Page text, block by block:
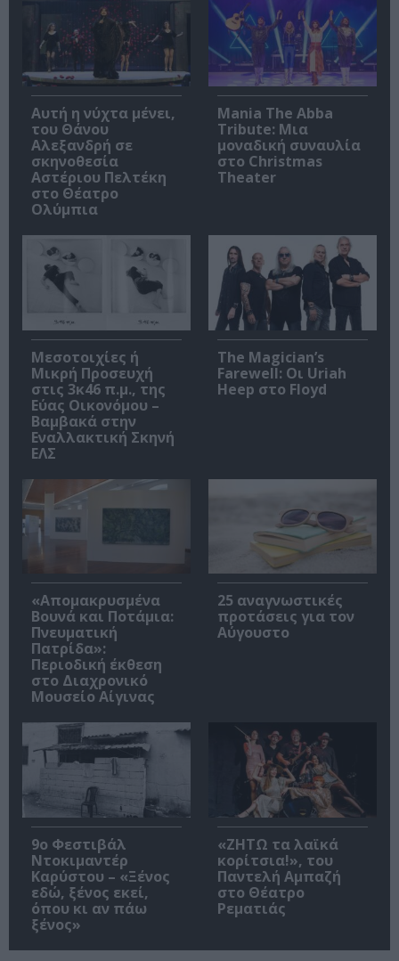
Αυτή η νύχτα μένει,
του Θάνου
Αλεξανδρή σε
σκηνοθεσία
Αστέριου Πελτέκη
στο Θέατρο
Ολύμπια
Mania The Abba
Tribute: Μια
μοναδική συναυλία
στο Christmas
Theater
Μεσοτοιχίες ή
Μικρή Προσευχή
στις 3κ46 π.μ., της
Εύας Οικονόμου –
Βαμβακά στην
Εναλλακτική Σκηνή
ΕΛΣ
The Magician’s
Farewell: Οι Uriah
Heep στο Floyd
«Απομακρυσμένα
Βουνά και Ποτάμια:
Πνευματική
Πατρίδα»:
Περιοδική έκθεση
στο Διαχρονικό
Μουσείο Αίγινας
25 αναγνωστικές
προτάσεις για τον
Αύγουστο
9ο Φεστιβάλ
Ντοκιμαντέρ
Καρύστου – «Ξένος
εδώ, ξένος εκεί,
όπου κι αν πάω
ξένος»
«ΖΗΤΩ τα λαϊκά
κορίτσια!», του
Παντελή Αμπαζή
στο Θέατρο
Ρεματιάς